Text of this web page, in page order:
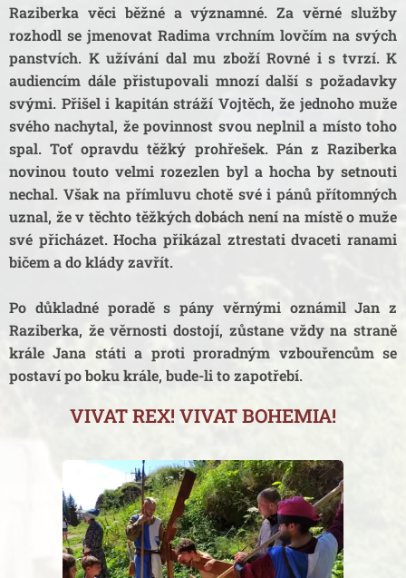
Raziberka věci běžné a významné. Za věrné služby
rozhodl se jmenovat Radima vrchním lovčím na svých
panstvích. K užívání dal mu zboží Rovné i s tvrzí. K
audiencím dále přistupovali mnozí další s požadavky
svými. Přišel i kapitán stráží Vojtěch, že jednoho muže
svého nachytal, že povinnost svou neplnil a místo toho
spal. Toť opravdu těžký prohřešek. Pán z Raziberka
novinou touto velmi rozezlen byl a hocha by setnouti
nechal. Však na přímluvu chotě své i pánů přítomných
uznal, že v těchto těžkých dobách není na místě o muže
své přicházet. Hocha přikázal ztrestati dvaceti ranami
bičem a do klády zavřít.
Po důkladné poradě s pány věrnými oznámil Jan z
Raziberka, že věrnosti dostojí, zůstane vždy na straně
krále Jana státi a proti proradným vzbouřencům se
postaví po boku krále, bude-li to zapotřebí.
VIVAT REX! VIVAT BOHEMIA!